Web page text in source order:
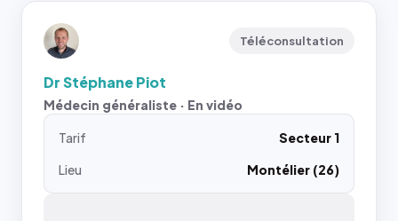
Téléconsultation
Dr Stéphane Piot
Médecin généraliste · En vidéo
Tarif
Secteur 1
Lieu
Montélier (26)